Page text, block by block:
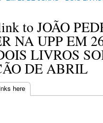
to JOÃO
NA UPP EM
LIVROS
DE ABRIL
here